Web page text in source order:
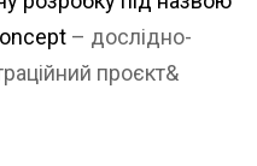
– дослідно-
проєкт&